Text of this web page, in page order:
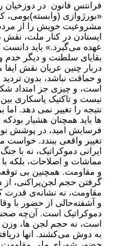
فرانتس فانون در
«بورژوازی (وابسته)بومی،
مشروعیت خویش را از
ایستادن در کنار ملت، نقش
عهده می‌گیرد.» باید دانست
بقایای سلطنت و دیگر
دربار چنین عریان نقش ایفا
و حماقت نباشد، بدون تردید
است، و چیزی جز امتداد
نیست و تاکتیک پاسکاری بین
نتیجه را تغییر نمی دهد.
ها باید همچنان هشیار
فرسایش امید، در پوشش
تغییر واقعی ببندد.
ایرانی دموکراتیک، نه با
مماشات و اصلاحات، بلکه
و مقاومت. همچنین بی
گرفتن حجم لجن‌پراکنی،
مقاومت، نه نشانه‌ی قدرت
و آشفته‌حالی از حضور با
دموکراتیک ا‌ست. آن‌چه
است، نه حجم لجن ها،
به دوش می‌کشند. انها